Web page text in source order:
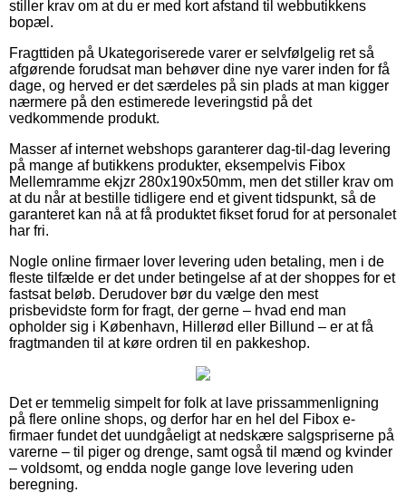
stiller krav om at du er med kort afstand til webbutikkens
bopæl.
Fragttiden på Ukategoriserede varer er selvfølgelig ret så
afgørende forudsat man behøver dine nye varer inden for få
dage, og herved er det særdeles på sin plads at man kigger
nærmere på den estimerede leveringstid på det
vedkommende produkt.
Masser af internet webshops garanterer dag-til-dag levering
på mange af butikkens produkter, eksempelvis Fibox
Mellemramme ekjzr 280x190x50mm, men det stiller krav om
at du når at bestille tidligere end et givent tidspunkt, så de
garanteret kan nå at få produktet fikset forud for at personalet
har fri.
Nogle online firmaer lover levering uden betaling, men i de
fleste tilfælde er det under betingelse af at der shoppes for et
fastsat beløb. Derudover bør du vælge den mest
prisbevidste form for fragt, der gerne – hvad end man
opholder sig i København, Hillerød eller Billund – er at få
fragtmanden til at køre ordren til en pakkeshop.
Det er temmelig simpelt for folk at lave prissammenligning
på flere online shops, og derfor har en hel del Fibox e-
firmaer fundet det uundgåeligt at nedskære salgspriserne på
varerne – til piger og drenge, samt også til mænd og kvinder
– voldsomt, og endda nogle gange love levering uden
beregning.